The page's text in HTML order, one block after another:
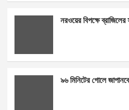
নরওয়ের বিপক্ষে
৯৬ মিনিটের গোলে